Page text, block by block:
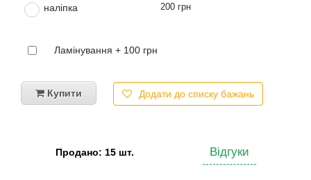
наліпка 200 грн
Ламінування + 100 грн
Купити Додати до списку бажань
Продано: 15 шт. Відгуки